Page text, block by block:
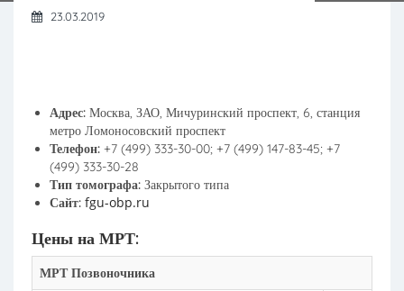
23.03.2019
Адрес: Москва, ЗАО, Мичуринский проспект, 6, станция
метро Ломоносовский проспект
Телефон: +7 (499) 333-30-00; +7 (499) 147-83-45; +7
(499) 333-30-28
Тип томографа: Закрытого типа
Сайт: fgu-obp.ru
Цены на МРТ:
МРТ Позвоночника